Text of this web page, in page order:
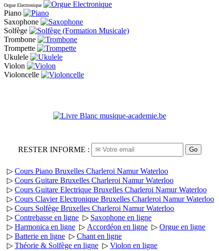
Orgue Electronique
Piano
Saxophone
Solfège
Trombone
Trompette
Ukulele
Violon
Violoncelle
RESTER INFORME : Go
▷ Cours Piano Bruxelles Charleroi Namur Waterloo
▷ Cours Guitare Bruxelles Charleroi Namur Waterloo
▷ Cours Guitare Electrique Bruxelles Charleroi Namur Waterloo
▷ Cours Clavier Electronique Bruxelles Charleroi Namur Waterloo
▷ Cours Solfège Bruxelles Charleroi Namur Waterloo
▷ Contrebasse en ligne ▷ Saxophone en ligne
▷ Harmonica en ligne ▷ Accordéon en ligne ▷ Orgue en ligne
▷ Batterie en ligne ▷ Chant en ligne
▷ Théorie & Solfège en ligne ▷ Violon en ligne